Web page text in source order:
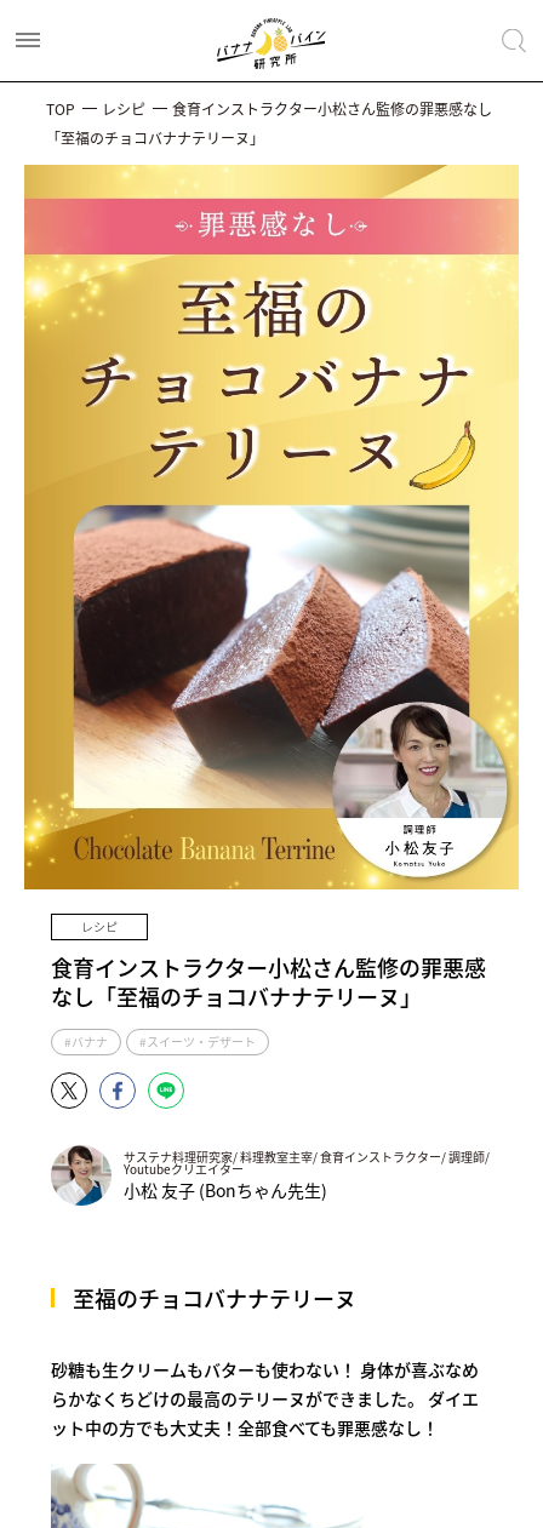
TOP レシピ
食育インストラクター小松さん監修の罪悪感なし
「至福のチョコバナナテリーヌ」
レシピ
食育インストラクター小松さん監修の罪悪感
なし「至福のチョコバナナテリーヌ」
#バナナ #スイーツ・デザート
サステナ料理研究家/ 料理教室主宰/ 食育インストラクター/ 調理師/
Youtubeクリエイター
小松 友子 (Bonちゃん先生)
至福のチョコバナナテリーヌ
砂糖も生クリームもバターも使わない！ 身体が喜ぶなめ
らかなくちどけの最高のテリーヌができました。 ダイエ
ット中の方でも大丈夫！全部食べても罪悪感なし！